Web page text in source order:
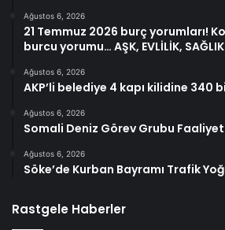
Ağustos 6, 2026
21 Temmuz 2026 burç yorumları!
burcu yorumu… AŞK, EVLİLİK,
Ağustos 6, 2026
AKP’li belediye 4 kapı kilidine 340
Ağustos 6, 2026
Somali Deniz Görev Grubu
Ağustos 6, 2026
Söke’de Kurban Bayramı Trafik
Rastgele Haberler